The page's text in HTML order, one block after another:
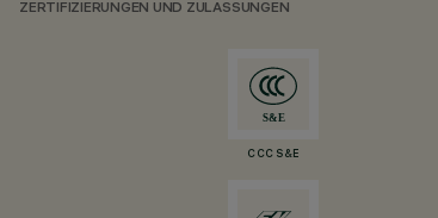
ZERTIFIZIERUNGEN UND ZULASSUNGEN
CCC S&E